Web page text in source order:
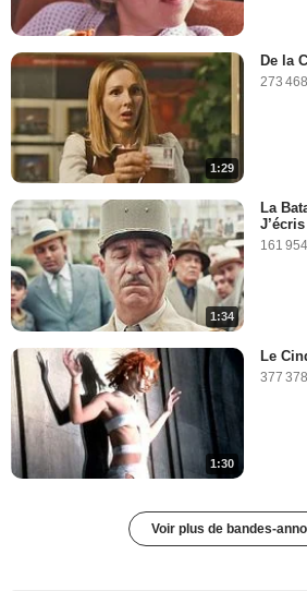
1:29
De la
273
1:34
La
161
1:30
Le
377
Voir plus de bandes-